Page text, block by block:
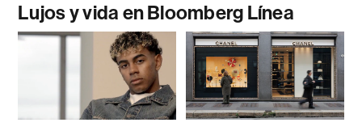
Lujos y vida en Bloomberg Línea